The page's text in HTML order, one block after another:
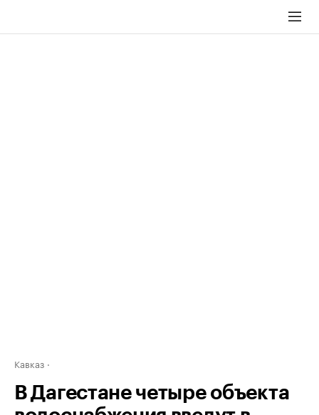
Кавказ
В Дагестане четыре объекта